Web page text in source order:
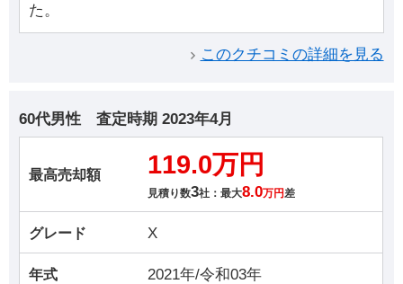
た。
このクチコミの詳細を見る
60代男性 査定時期 2023年4月
最高売却額 119.0万円
見積り数3社：最大8.0万円差
グレード X
年式 2021年/令和03年